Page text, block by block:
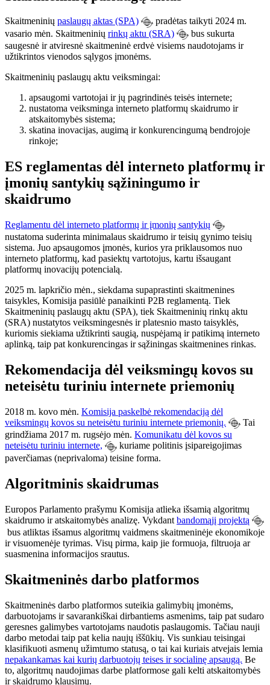
Skaitmeninių paslaugų aktas (SPA)
pradėtas taikyti 2024 m.
vasario mėn. Skaitmeninių rinkų aktu (SRA)
bus sukurta
saugesnė ir atviresnė skaitmeninė erdvė visiems naudotojams ir
užtikrintos vienodos sąlygos įmonėms.
Skaitmeninių paslaugų aktu veiksmingai:
apsaugomi vartotojai ir jų pagrindinės teisės internete;
nustatoma veiksminga interneto platformų skaidrumo ir
atskaitomybės sistema;
skatina inovacijas, augimą ir konkurencingumą bendrojoje
rinkoje;
ES reglamentas dėl interneto platformų ir
įmonių santykių sąžiningumo ir
skaidrumo
Reglamentu dėl interneto platformų ir įmonių santykių
nustatoma suderinta minimalaus skaidrumo ir teisių gynimo teisių
sistema. Juo apsaugomos įmonės, kurios yra priklausomos nuo
interneto platformų, kad pasiektų vartotojus, kartu išsaugant
platformų inovacijų potencialą.
2025 m. lapkričio mėn., siekdama supaprastinti skaitmenines
taisykles, Komisija pasiūlė panaikinti P2B reglamentą. Tiek
Skaitmeninių paslaugų aktu (SPA), tiek Skaitmeninių rinkų aktu
(SRA) nustatytos veiksmingesnės ir platesnio masto taisyklės,
kuriomis siekiama užtikrinti saugią, nuspėjamą ir patikimą interneto
aplinką, taip pat konkurencingas ir sąžiningas skaitmenines rinkas.
Rekomendacija dėl veiksmingų kovos su
neteisėtu turiniu internete priemonių
2018 m. kovo mėn. Komisija paskelbė rekomendaciją dėl
veiksmingų kovos su neteisėtu turiniu internete priemonių.
Tai
grindžiama 2017 m. rugsėjo mėn. Komunikatu dėl kovos su
neteisėtu turiniu internete,
kuriame politinis įsipareigojimas
paverčiamas (neprivaloma) teisine forma.
Algoritminis skaidrumas
Europos Parlamento prašymu Komisija atlieka išsamią algoritmų
skaidrumo ir atskaitomybės analizę. Vykdant bandomąjį projektą
bus atliktas išsamus algoritmų vaidmens skaitmeninėje ekonomikoje
ir visuomenėje tyrimas. Visų pirma, kaip jie formuoja, filtruoja ar
suasmenina informacijos srautus.
Skaitmeninės darbo platformos
Skaitmeninės darbo platformos suteikia galimybių įmonėms,
darbuotojams ir savarankiškai dirbantiems asmenims, taip pat sudaro
geresnes galimybes vartotojams naudotis paslaugomis. Tačiau nauji
darbo metodai taip pat kelia naujų iššūkių. Vis sunkiau teisingai
klasifikuoti asmenų užimtumo statusą, o tai kai kuriais atvejais lemia
nepakankamas kai kurių darbuotojų teises ir socialinę apsaugą. Be
to, algoritmų naudojimas darbe platformose gali kelti atskaitomybės
ir skaidrumo klausimų.